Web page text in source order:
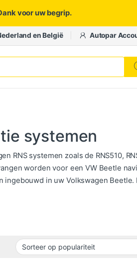
voor uw begrip.
en België Autopar
systemen
RNS systemen zoals de RNS510,
worden voor een VW Beetle
ingebouwd in uw Volkswagen